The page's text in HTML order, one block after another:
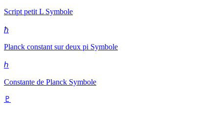
Script petit L Symbole
ℏ
Planck constant sur deux pi Symbole
ℎ
Constante de Planck Symbole
♇